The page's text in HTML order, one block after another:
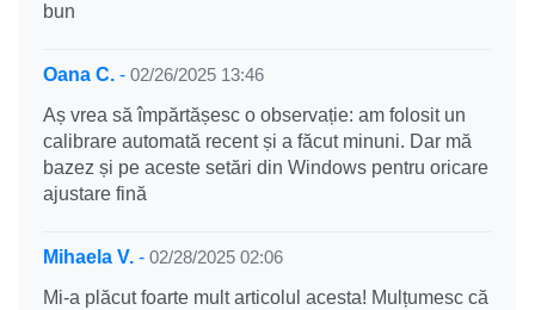
bun
Oana C. - 02/26/2025 13:46
Aș vrea să împărtășesc o observație: am folosit un
calibrare automată recent și a făcut minuni. Dar mă
bazez și pe aceste setări din Windows pentru oricare
ajustare fină
Mihaela V. - 02/28/2025 02:06
Mi-a plăcut foarte mult articolul acesta! Mulțumesc că